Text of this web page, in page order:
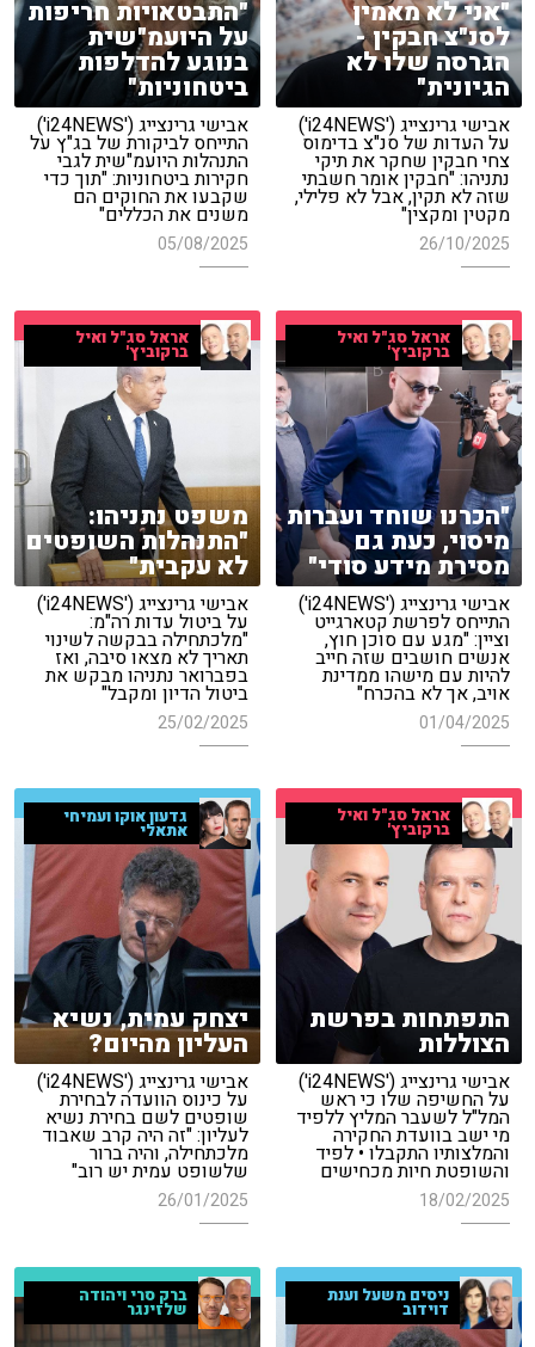
"אני לא מאמין
לסנ"צ חבקין -
הגרסה שלו לא
הגיונית"
אבישי גרינצייג ('i24NEWS')
על העדות של סנ"צ בדימוס
צחי חבקין שחקר את תיקי
נתניהו: "חבקין אומר חשבתי
שזה לא תקין, אבל לא פלילי,
מקטין ומקצין"
26/10/2025
"התבטאויות חריפות
על היועמ"שית
בנוגע להדלפות
ביטחוניות"
אבישי גרינצייג ('i24NEWS')
התייחס לביקורת של בג"ץ על
התנהלות היועמ"שית לגבי
חקירות ביטחוניות: "תוך כדי
שקבעו את החוקים הם
משנים את הכללים"
05/08/2025
אראל סג"ל ואיל
ברקוביץ'
"הכרנו שוחד ועברות
מיסוי, כעת גם
מסירת מידע סודי"
אבישי גרינצייג ('i24NEWS')
התייחס לפרשת קטארגייט
וציין: "מגע עם סוכן חוץ,
אנשים חושבים שזה חייב
להיות עם מישהו ממדינת
אויב, אך לא בהכרח"
01/04/2025
אראל סג"ל ואיל
ברקוביץ'
משפט נתניהו:
"התנהלות השופטים
לא עקבית"
אבישי גרינצייג ('i24NEWS')
על ביטול עדות רה"מ:
"מלכתחילה בבקשה לשינוי
תאריך לא מצאו סיבה, ואז
בפברואר נתניהו מבקש את
ביטול הדיון ומקבל"
25/02/2025
אראל סג"ל ואיל
ברקוביץ'
התפתחות בפרשת
הצוללות
אבישי גרינצייג ('i24NEWS')
על החשיפה שלו כי ראש
המל"ל לשעבר המליץ ללפיד
מי ישב בוועדת החקירה
והמלצותיו התקבלו • לפיד
והשופטת חיות מכחישים
18/02/2025
גדעון אוקו ועמיחי
אתאלי
יצחק עמית, נשיא
העליון מהיום?
אבישי גרינצייג ('i24NEWS')
על כינוס הוועדה לבחירת
שופטים לשם בחירת נשיא
לעליון: "זה היה קרב שאבוד
מלכתחילה, והיה ברור
שלשופט עמית יש רוב"
26/01/2025
ניסים משעל וענת
דוידוב
ברק סרי ויהודה
שלזינגר